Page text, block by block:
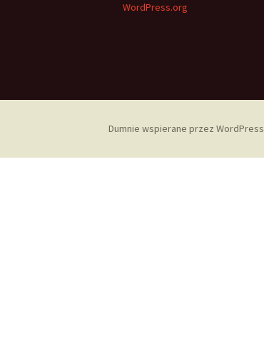
WordPress.org
Dumnie wspierane przez WordPress